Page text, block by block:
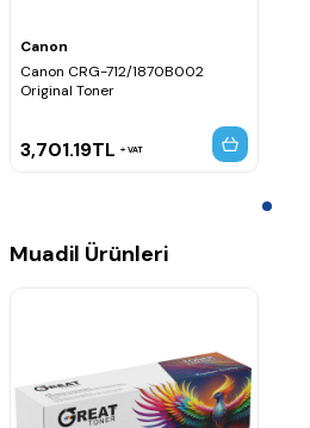
Canon
Canon CRG-712/1870B002
Original Toner
3,701.19TL VAT
Muadil Ürünleri